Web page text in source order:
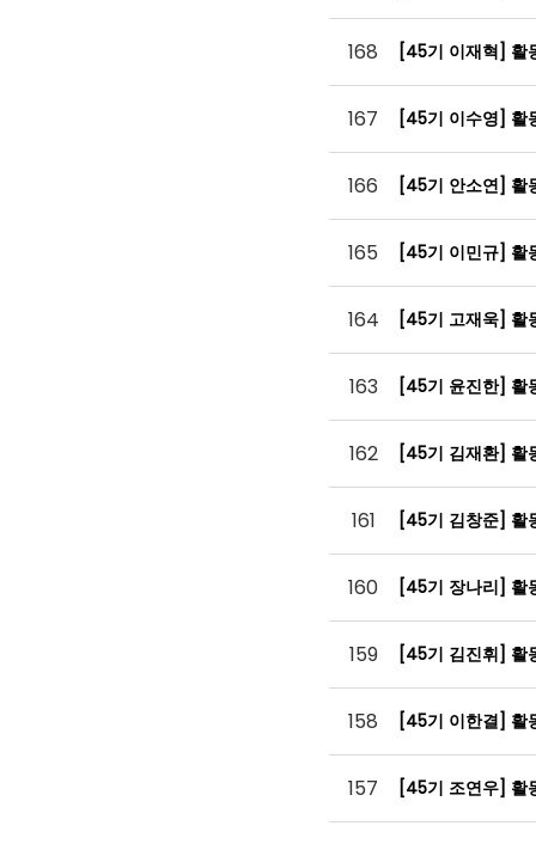
168 [45기 이재혁] 활
167 [45기 이수영] 활
166 [45기 안소연] 활
165 [45기 이민규] 활
164 [45기 고재욱] 활
163 [45기 윤진한] 활
162 [45기 김재환] 활
161 [45기 김창준] 활
160 [45기 장나리] 활
159 [45기 김진휘] 활
158 [45기 이한결] 활
157 [45기 조연우] 활